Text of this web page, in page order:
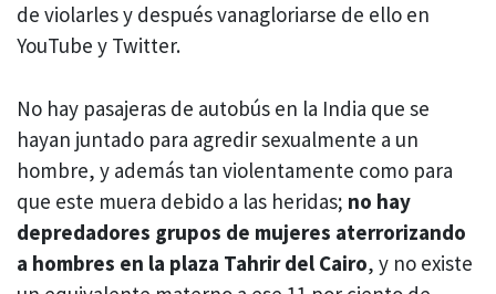
de violarles y después vanagloriarse de ello en
YouTube y Twitter.
No hay pasajeras de autobús en la India que se
hayan juntado para agredir sexualmente a un
hombre, y además tan violentamente como para
que este muera debido a las heridas; no hay
depredadores grupos de mujeres aterrorizando
a hombres en la plaza Tahrir del Cairo, y no existe